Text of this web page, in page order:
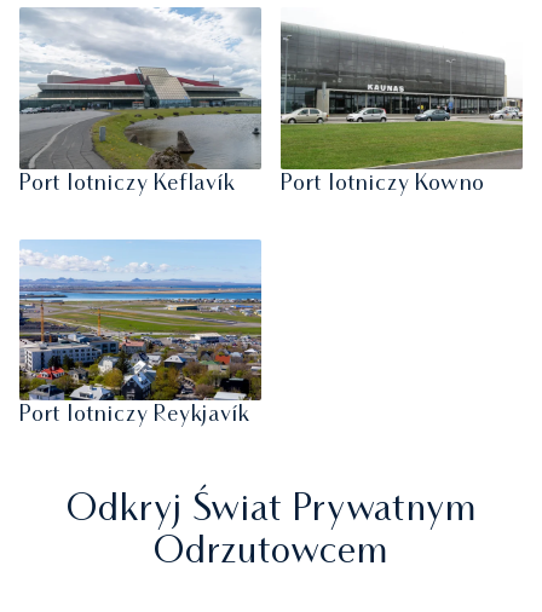
Port lotniczy Keflavík Port lotniczy Kowno
Port lotniczy Reykjavík
Odkryj Świat Prywatnym
Odrzutowcem